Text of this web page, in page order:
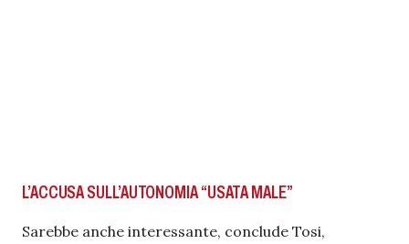
L’ACCUSA SULL’AUTONOMIA “USATA MALE”
Sarebbe anche interessante, conclude Tosi,